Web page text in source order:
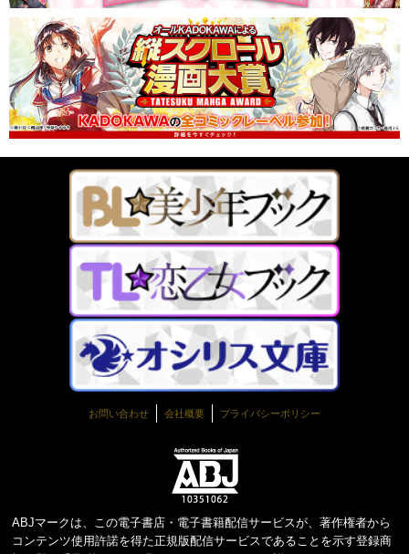
お問い合わせ 会社概要 プライバシーポリシー
ABJマークは、この電子書店・電子書籍配信サービスが、著作権者から
コンテンツ使用許諾を得た正規版配信サービスであることを示す登録商